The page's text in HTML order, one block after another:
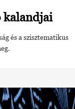
kalandjai
és a szisztematikus